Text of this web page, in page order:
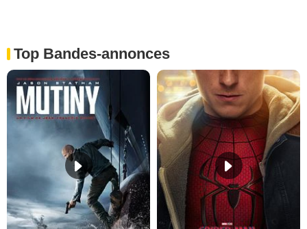
Top Bandes-annonces